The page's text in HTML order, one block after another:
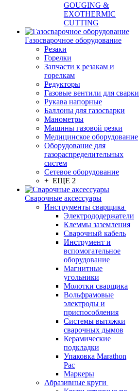
GOUGING &
EXOTHERMIC
CUTTING
Газосварочное оборудование
Резаки
Горелки
Запчасти к резакам и
горелкам
Редукторы
Газовые вентили для сварки
Рукава напорные
Баллоны для газосварки
Манометры
Машины газовой резки
Медицинское оборудование
Оборудование для
газораспределительных
систем
Сетевое оборудование
+ ЕЩЕ 2
Сварочные аксессуары
Инструменты сварщика
Электрододержатели
Клеммы заземления
Сварочный кабель
Инструмент и
вспомогательное
оборудование
Магнитные
угольники
Молотки сварщика
Вольфрамовые
электроды и
приспособления
Системы вытяжки
сварочных дымов
Керамические
подкладки
Упаковка Marathon
Pac
Маркеры
Абразивные круги